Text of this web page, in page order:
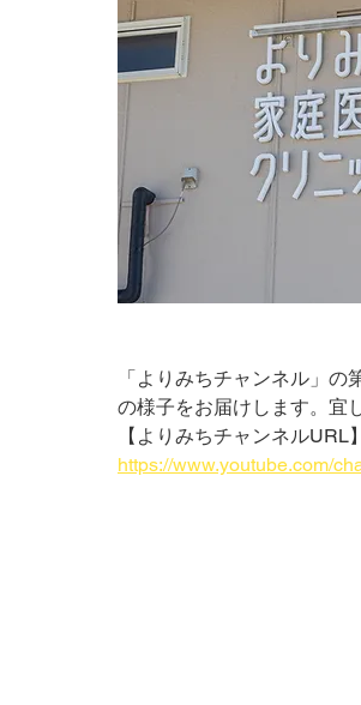
「よりみちチャンネル」
の様子をお届けします。宜
【よりみちチャンネルURL】
https://www.youtube.com/